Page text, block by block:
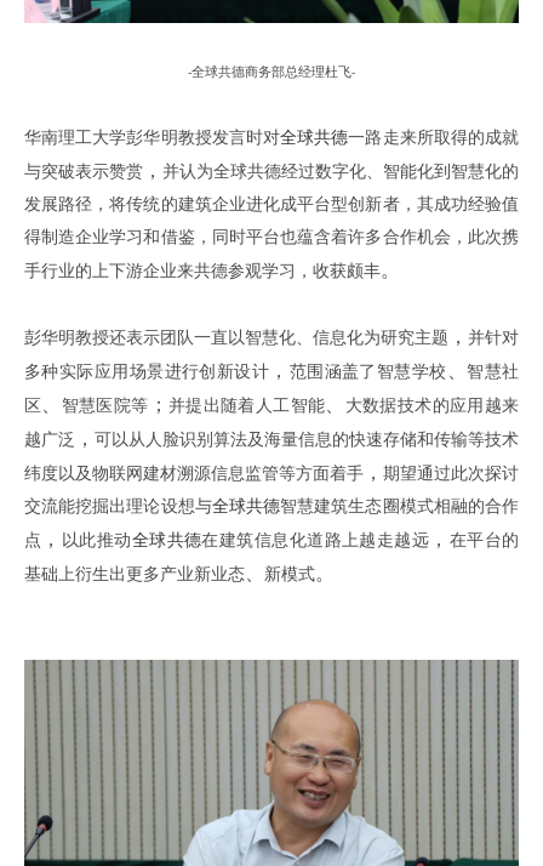
-全球共德商务部总经理杜飞-
华南理工大学彭华明教授发言时对全球共德一路走来所取得的成就
与突破表示赞赏 ， 并认为全球共德经过数字化、智能化到智慧化的
发展路径，将传统的建筑企业进化成平台型创新者，其成功经验值
得制造企业学习和借鉴，同时平台也蕴含着许多合作机会，此次携
手行业的上下游企业来共德参观学习，收获颇丰。
彭华明教授还表示团队一直以智慧化、信息化为研究主题 ， 并针对
多种实际应用场景进行创新设计 ， 范围涵盖了智慧学校
智慧社
区
智慧医院等 ； 并提出随着人工智能
大数据技术的应用越来
越广泛 ， 可以从人脸识别算法及海量信息的快速存储和传输等技术
纬度以及物联网建材溯源信息监管等方面着手 ， 期望通过此次探讨
交流能挖掘出理论设想与全球共德智慧建筑生态圈模式相融的合作
点 ， 以此推动全球共德在建筑信息化道路上越走越远 ， 在平台的
基础上衍生出更多产业新业态
新模式。